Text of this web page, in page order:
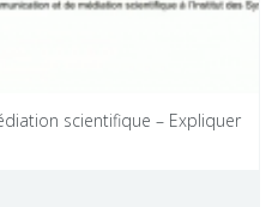
scientifique – Expliquer